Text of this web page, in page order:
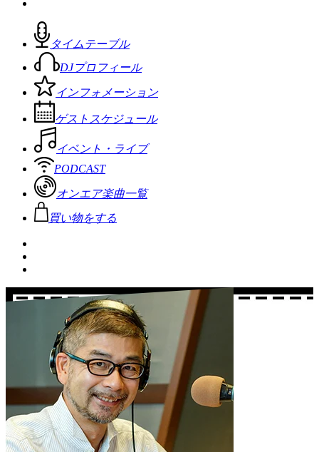
タイムテーブル
DJプロフィール
インフォメーション
ゲストスケジュール
イベント・ライブ
PODCAST
オンエア楽曲一覧
買い物をする